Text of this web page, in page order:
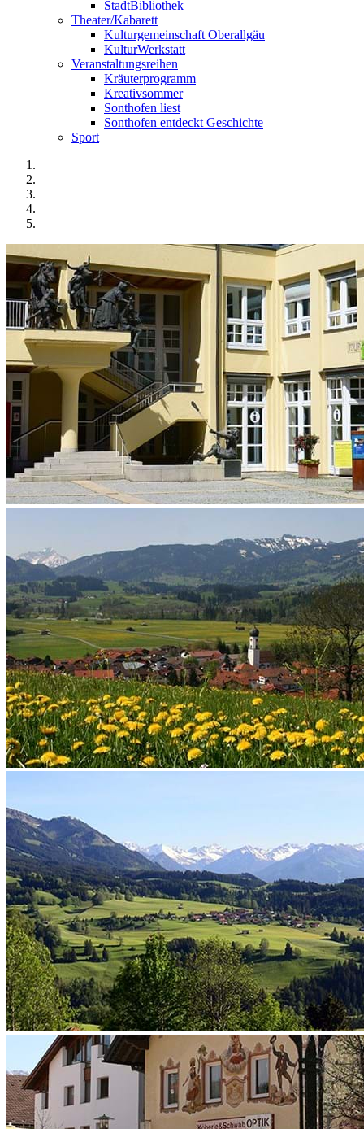
StadtBibliothek
Theater/Kabarett
Kulturgemeinschaft Oberallgäu
KulturWerkstatt
Veranstaltungsreihen
Kräuterprogramm
Kreativsommer
Sonthofen liest
Sonthofen entdeckt Geschichte
Sport